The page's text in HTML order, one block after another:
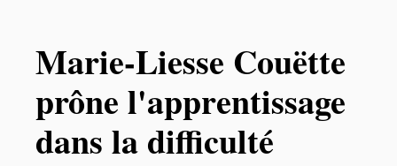
Marie-Liesse Couëtte
prône l'apprentissage
dans la difficulté